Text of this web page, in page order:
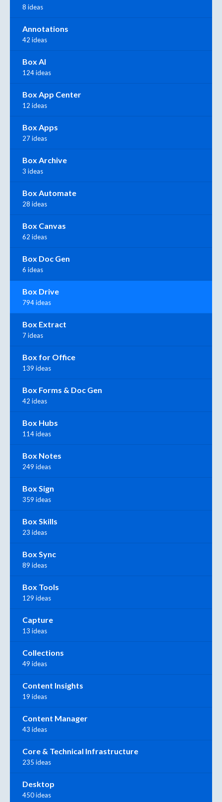
8 ideas
Annotations
42 ideas
Box AI
124 ideas
Box App Center
12 ideas
Box Apps
27 ideas
Box Archive
3 ideas
Box Automate
28 ideas
Box Canvas
62 ideas
Box Doc Gen
6 ideas
Box Drive
794 ideas
Box Extract
7 ideas
Box for Office
139 ideas
Box Forms & Doc Gen
42 ideas
Box Hubs
114 ideas
Box Notes
249 ideas
Box Sign
359 ideas
Box Skills
23 ideas
Box Sync
89 ideas
Box Tools
129 ideas
Capture
13 ideas
Collections
49 ideas
Content Insights
19 ideas
Content Manager
43 ideas
Core & Technical Infrastructure
235 ideas
Desktop
450 ideas